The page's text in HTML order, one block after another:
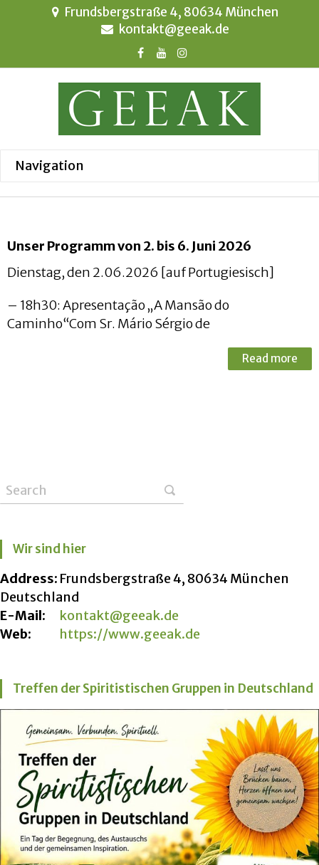
Frundsbergstraße 4, 80634 München
kontakt@geeak.de
Unser Programm von 2. bis 6. Juni 2026
Dienstag, den 2.06.2026 [auf Portugiesisch]
– 18h30: Apresentação „A Mansão do
Caminho“Com Sr. Mário Sérgio de
Read more
Wir sind hier
Address: Frundsbergstraße 4, 80634 München
Deutschland
E-Mail:
kontakt@geeak.de
Web:
https://www.geeak.de
Treffen der Spiritistischen Gruppen in Deutschland